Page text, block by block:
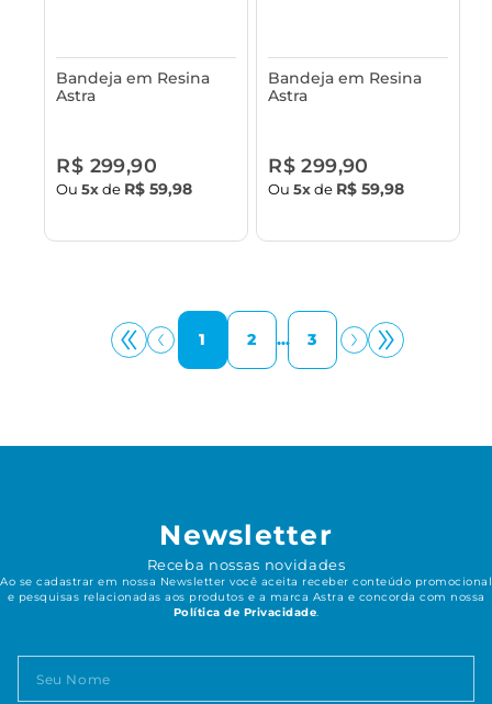
Bandeja em Resina
Astra
R$ 299,90
Ou5xde R$ 59,98
Bandeja em Resina
Astra
R$ 299,90
Ou5xde R$ 59,98
1 2 ... 3
Newsletter
Receba nossas novidades
Ao se cadastrar em nossa Newsletter você aceita receber conteúdo promocional
e pesquisas relacionadas aos produtos e a marca Astra e concorda com nossa
Política de Privacidade.